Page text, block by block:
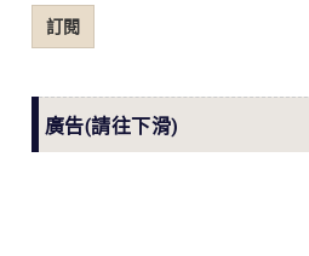
郵
件
訂閱
廣告(請往下滑)